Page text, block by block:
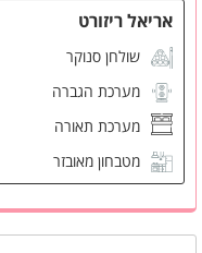
אריאל ריזורט
שולחן סנוקר
מערכת הגברה
מערכת תאורה
מטבחון מאובזר
בר חיצוני